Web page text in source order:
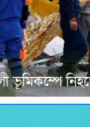
ভূমিকম্পে